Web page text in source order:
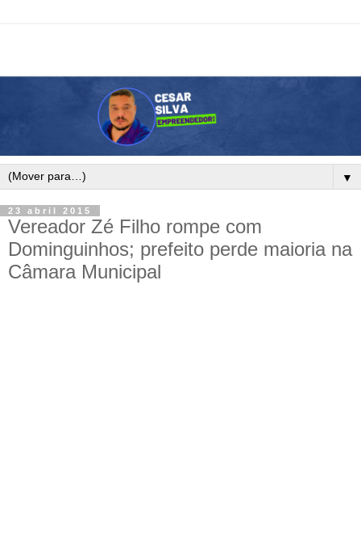
▼
23 abril 2015
Vereador Zé Filho rompe com
Dominguinhos; prefeito perde maioria na
Câmara Municipal